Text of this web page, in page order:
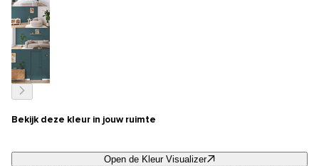
Bekijk deze kleur in jouw ruimte
Open de Kleur Visualizer